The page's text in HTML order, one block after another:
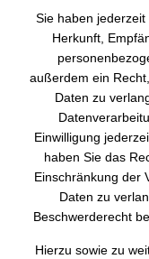
Sie haben
Herkunft,
außerdem ein
Daten zu
Einwilligung
haben Sie das
Einschränkung der
Daten zu
Beschwerderecht
Hierzu sowie zu